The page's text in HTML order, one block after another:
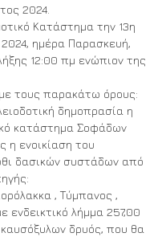
2024.
Κατάστημα την 13η
ημέρα Παρασκευή,
12:00 πμ ενώπιον της
τους παρακάτω όρους:
δημοπρασία η
κατάστημα Σοφάδων
η ενοικίαση του
δασικών συστάδων από
, Τύμπανος ,
λήμμα 257,00
καυσόξυλων δρυός, που θα